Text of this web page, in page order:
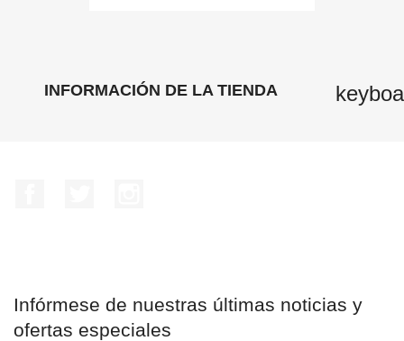
INFORMACIÓN DE LA TIENDA
Infórmese de nuestras últimas noticias y
ofertas especiales